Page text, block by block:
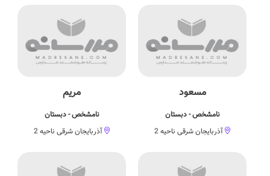
مسعود
نامشخص - دبستان
آذربایجان شرقی ناحیه 2
مریم
نامشخص - دبستان
آذربایجان شرقی ناحیه 2